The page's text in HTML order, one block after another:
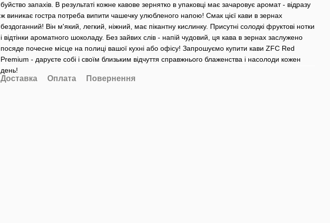
буйство запахів. В результаті кожне кавове зернятко в упаковці має зачаровує аромат - відразу
ж виникає гостра потреба випити чашечку улюбленого напою! Смак цієї кави в зернах
бездоганний! Він м'який, легкий, ніжний, має пікантну кислинку. Присутні солодкі фруктові нотки
і відтінки ароматного шоколаду. Без зайвих слів - напій чудовий, ця кава в зернах заслужено
посяде почесне місце на полиці вашої кухні або офісу! Запрошуємо купити кави ZFC Red
Premium - даруєте собі і своїм близьким відчуття справжнього блаженства і насолоди кожен
день!
Доставка Оплата Повернення